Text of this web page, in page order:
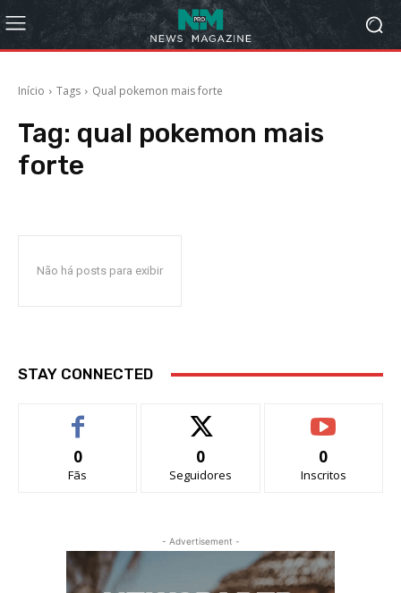
Início Tags Qual pokemon mais forte
Tag: qual pokemon mais
forte
Não há posts para exibir
STAY CONNECTED
0
Fãs
0
Seguidores
0
Inscritos
- Advertisement -